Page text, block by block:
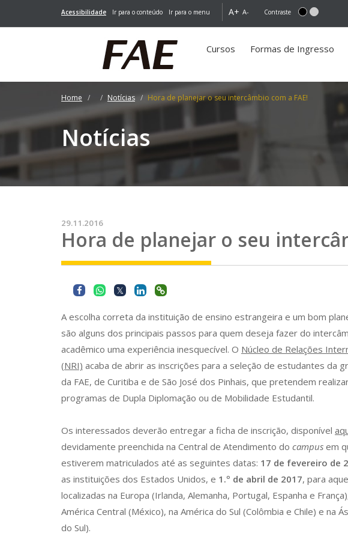
Acessibilidade Ir para o conteúdo Ir para o menu A+ A- Contraste
Cursos Formas de Ingresso
Home Notícias Hora de planejar o seu intercâmbio com a FAE!
Notícias
29.11.2016
Hora de planejar o seu
A escolha correta da instituição de ensino estrangeira e um bom
são alguns dos principais passos para quem deseja fazer do
acadêmico uma experiência inesquecível. O Núcleo de Relações
(NRI) acaba de abrir as inscrições para a seleção de estudantes da
da FAE, de Curitiba e de São José dos Pinhais, que pretendem
programas de Dupla Diplomação ou de Mobilidade Estudantil.
Os interessados deverão entregar a ficha de inscrição, disponível
devidamente preenchida na Central de Atendimento do campus em
estiverem matriculados até as seguintes datas: 17 de fevereiro de
as instituições dos Estados Unidos, e 1.º de abril de 2017, para
localizadas na Europa (Irlanda, Alemanha, Portugal, Espanha e
América Central (México), na América do Sul (Colômbia e Chile) e na
do Sul).